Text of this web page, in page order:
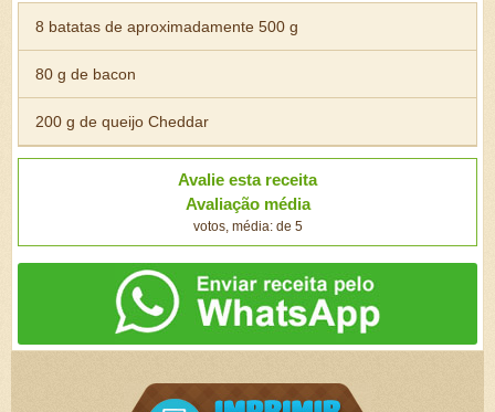
8 batatas de aproximadamente 500 g
80 g de bacon
200 g de queijo Cheddar
Avalie esta receita
Avaliação média
votos, média: de 5